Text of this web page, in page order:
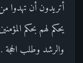
أتريدون أن تهدوا
يحكم لهم بحكم
والرشد وطلب الحجة